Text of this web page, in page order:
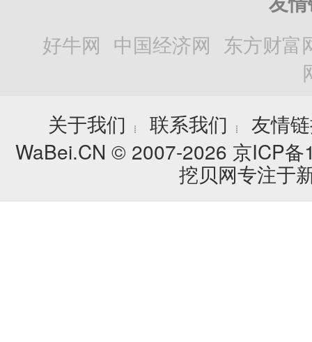
好牛网 中国经济网 东方财富
关于我们
┊ 联系我们 ┊
友情
WaBei.CN © 2007-2026 京ICP
挖贝网专注于